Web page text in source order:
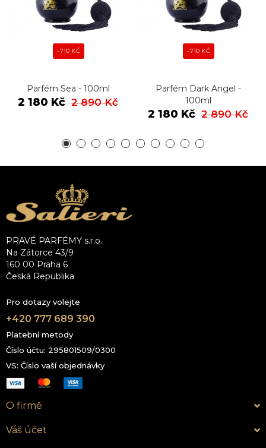
-710 KČ
Parfém Sea - 100ml
2 180 Kč 2 890 Kč
-710 KČ
Parfém Dark Angel -
100ml
2 180 Kč 2 890 Kč
PRAVÉ PARFÉMY s.r.o.
Na Zátorce 43/9
160 00 Praha 6
Česká Republika
Pro dotazy volejte
+420 777 689 390
Platební metody
Číslo účtu: 295801509/0300
VS: Číslo vaší objednávky
O firmě
Váš účet